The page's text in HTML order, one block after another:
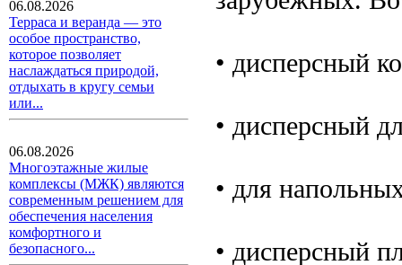
06.08.2026
Терраса и веранда — это
особое пространство,
которое позволяет
наслаждаться природой,
отдыхать в кругу семьи
или...
06.08.2026
Многоэтажные жилые
комплексы (МЖК) являются
современным решением для
обеспечения населения
комфортного и
безопасного...
• дисперсный
• дисперсный
• для
• дисперсный